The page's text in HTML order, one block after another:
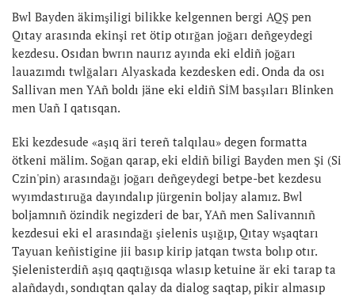
Bwl Bayden äkimşiligi bilikke kelgennen bergi AQŞ pen
Qıtay arasında ekinşi ret ötip otırğan joğarı deñgeydegi
kezdesu. Osıdan bwrın naurız ayında eki eldiñ joğarı
lauazımdı twlğaları Alyaskada kezdesken edi. Onda da osı
Sallivan men YAñ boldı jäne eki eldiñ SİM basşıları Blinken
men Uañ I qatısqan.
Eki kezdesude «aşıq äri tereñ talqılau» degen formatta
ötkeni mälim. Soğan qarap, eki eldiñ biligi Bayden men Şi (Si
Czin'pin) arasındağı joğarı deñgeydegi betpe-bet kezdesu
wyımdastıruğa dayındalıp jürgenin boljay alamız. Bwl
boljamnıñ özindik negizderi de bar, YAñ men Salivannıñ
kezdesui eki el arasındağı şielenis uşığıp, Qıtay wşaqtarı
Tayuan keñistigine jii basıp kirip jatqan twsta bolıp otır.
Şielenisterdiñ aşıq qaqtığısqa wlasıp ketuine är eki tarap ta
alañdaydı, sondıqtan qalay da dialog saqtap, pikir almasıp